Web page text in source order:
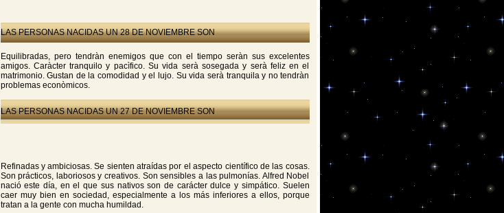
LAS PERSONAS NACIDAS UN 28 DE NOVIEMBRE SON
Equilibradas, pero tendràn enemigos que con el tiempo seràn sus excelentes
amigos. Caràcter tranquilo y pacìfico. Su vida serà sosegada y serà feliz en el
matrimonio. Gustan de la comodidad y el lujo. Su vida serà tranquila y no tendràn
problemas econòmicos.
LAS PERSONAS NACIDAS UN 27 DE NOVIEMBRE SON
Refinadas y ambiciosas. Se sienten atraídas por el aspecto científico de las cosas.
Son prácticos, laboriosos y creativos. Son sensibles a las pulmonías. Alfred Nobel
nació este día, en el que sus nativos son de carácter dulce y simpático. Suelen
caer muy bien en sociedad, especialmente a los más inferiores a ellos, porque
tratan a la gente con mucha humildad.